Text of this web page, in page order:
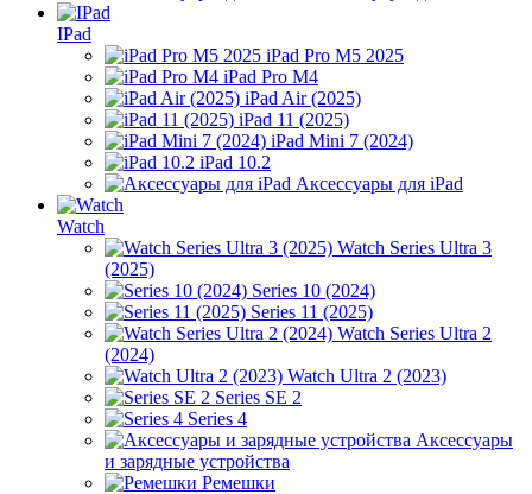
IPad
iPad Pro M5 2025
iPad Pro M4
iPad Air (2025)
iPad 11 (2025)
iPad Mini 7 (2024)
iPad 10.2
Аксессуары для iPad
Watch
Watch Series Ultra 3
(2025)
Series 10 (2024)
Series 11 (2025)
Watch Series Ultra 2
(2024)
Watch Ultra 2 (2023)
Series SE 2
Series 4
Аксессуары
и зарядные устройства
Ремешки